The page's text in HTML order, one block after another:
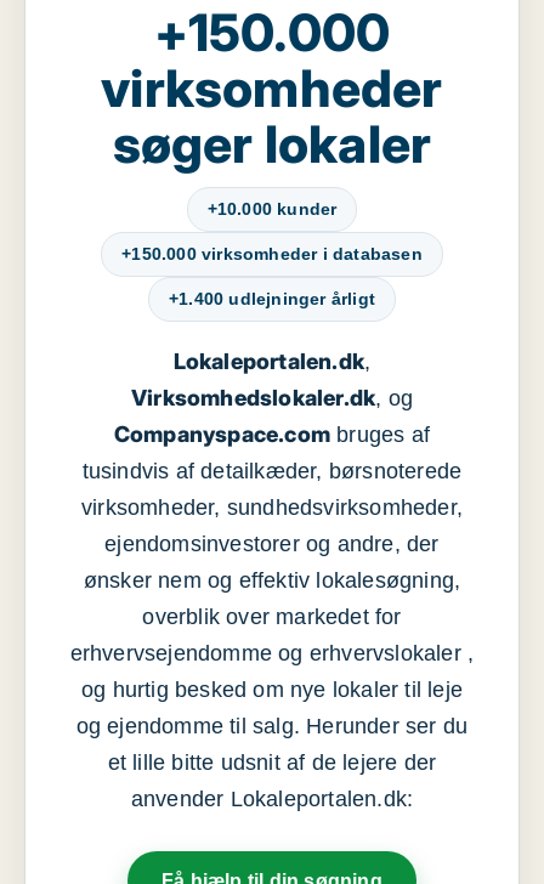
+150.000
virksomheder
søger lokaler
+10.000 kunder
+150.000 virksomheder i databasen
+1.400 udlejninger årligt
Lokaleportalen.dk,
Virksomhedslokaler.dk, og
Companyspace.com bruges af
tusindvis af detailkæder, børsnoterede
virksomheder, sundhedsvirksomheder,
ejendomsinvestorer og andre, der
ønsker nem og effektiv lokalesøgning,
overblik over markedet for
erhvervsejendomme og erhvervslokaler ,
og hurtig besked om nye lokaler til leje
og ejendomme til salg. Herunder ser du
et lille bitte udsnit af de lejere der
anvender Lokaleportalen.dk: